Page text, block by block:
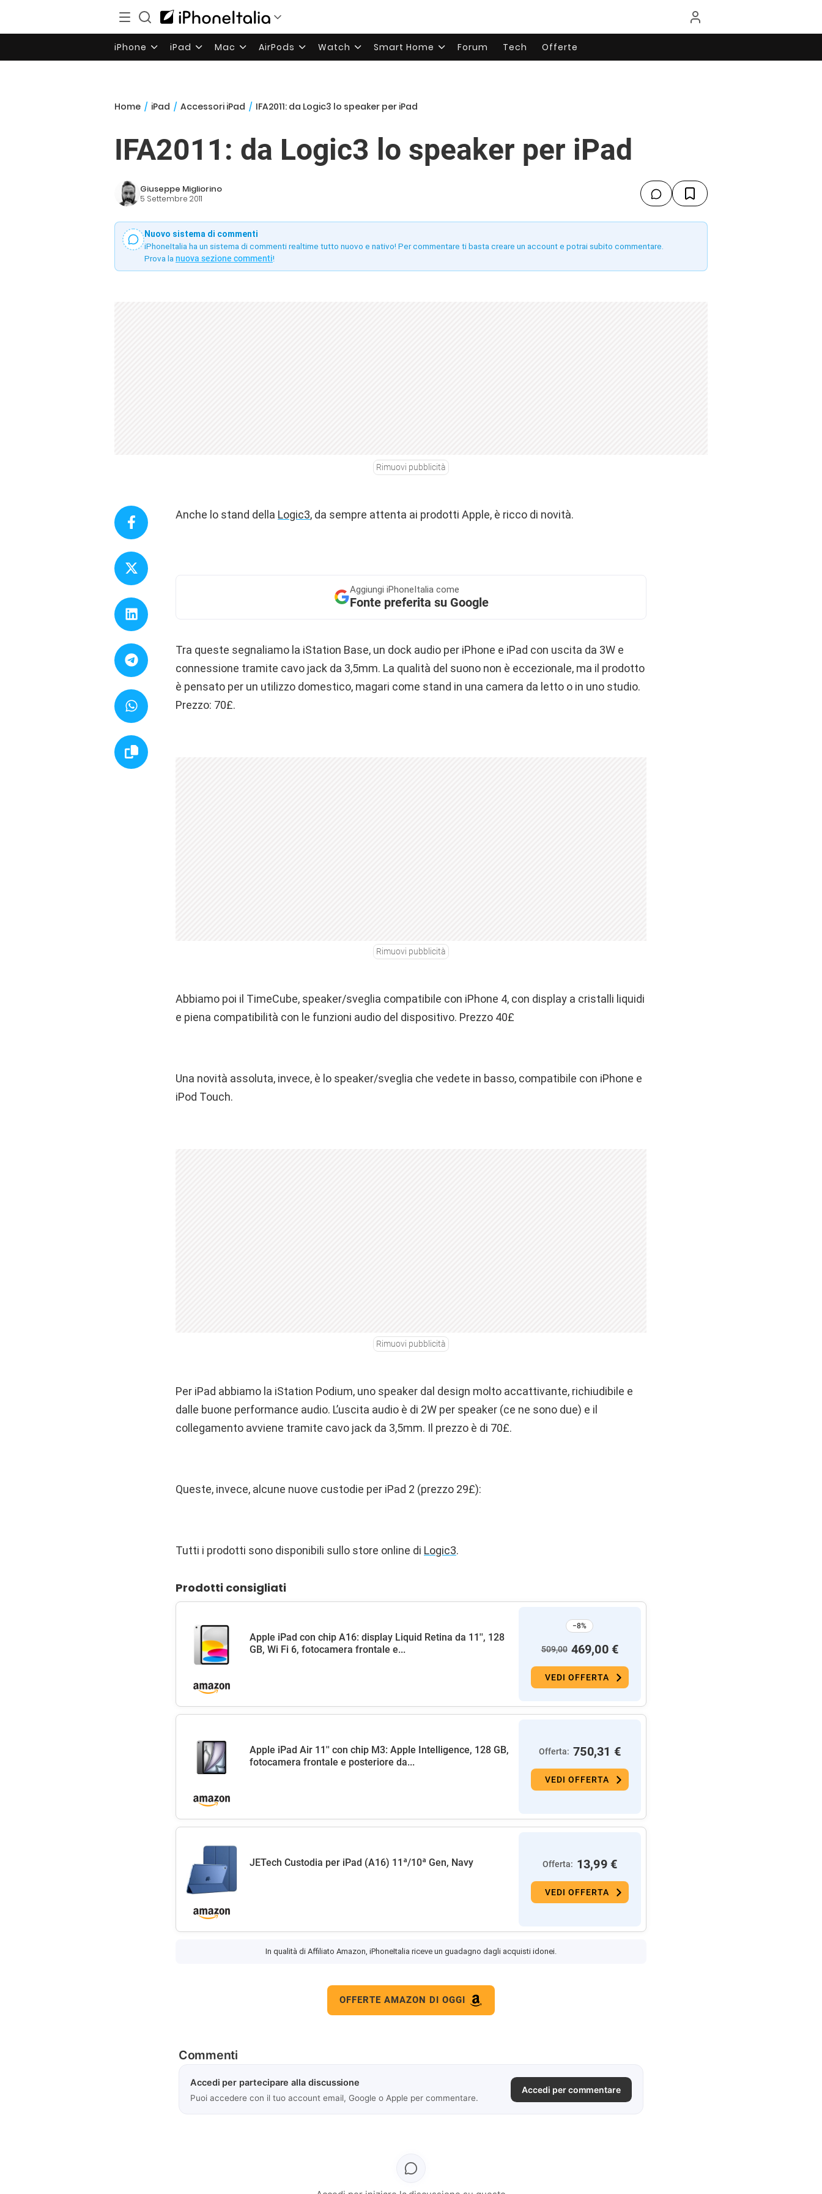
iPhone iPad Mac AirPods Watch Smart Home Forum Tech Offerte
Home / iPad / Accessori iPad / IFA2011: da Logic3 lo speaker per iPad
IFA2011: da Logic3 lo speaker per iPad
Giuseppe Migliorino
5 Settembre 2011
Nuovo sistema di commenti
iPhoneItalia ha un sistema di commenti realtime tutto nuovo e nativo! Per commentare ti basta creare un account e potrai subito commentare.
Prova la nuova sezione commenti!
Rimuovi pubblicità
Anche lo stand della Logic3, da sempre attenta ai prodotti Apple, è ricco di novità.
Aggiungi iPhoneItalia come
Fonte preferita su Google
Tra queste segnaliamo la iStation Base, un dock audio per iPhone e iPad con uscita da 3W e
connessione tramite cavo jack da 3,5mm. La qualità del suono non è eccezionale, ma il prodotto
è pensato per un utilizzo domestico, magari come stand in una camera da letto o in uno studio.
Prezzo: 70£.
Rimuovi pubblicità
Abbiamo poi il TimeCube, speaker/sveglia compatibile con iPhone 4, con display a cristalli liquidi
e piena compatibilità con le funzioni audio del dispositivo. Prezzo 40£
Una novità assoluta, invece, è lo speaker/sveglia che vedete in basso, compatibile con iPhone e
iPod Touch.
Rimuovi pubblicità
Per iPad abbiamo la iStation Podium, uno speaker dal design molto accattivante, richiudibile e
dalle buone performance audio. L’uscita audio è di 2W per speaker (ce ne sono due) e il
collegamento avviene tramite cavo jack da 3,5mm. Il prezzo è di 70£.
Queste, invece, alcune nuove custodie per iPad 2 (prezzo 29£):
Tutti i prodotti sono disponibili sullo store online di Logic3.
Prodotti consigliati
Apple iPad con chip A16: display Liquid Retina da 11'', 128
GB, Wi Fi 6, fotocamera frontale e...
−8%
509,00 469,00 €
VEDI OFFERTA
Apple iPad Air 11'' con chip M3: Apple Intelligence, 128 GB,
fotocamera frontale e posteriore da...
Offerta: 750,31 €
VEDI OFFERTA
JETech Custodia per iPad (A16) 11ª/10ª Gen, Navy Offerta: 13,99 €
VEDI OFFERTA
In qualità di Affiliato Amazon, iPhoneItalia riceve un guadagno dagli acquisti idonei.
OFFERTE AMAZON DI OGGI
Commenti
Accedi per partecipare alla discussione
Puoi accedere con il tuo account email, Google o Apple per commentare.
Accedi per commentare